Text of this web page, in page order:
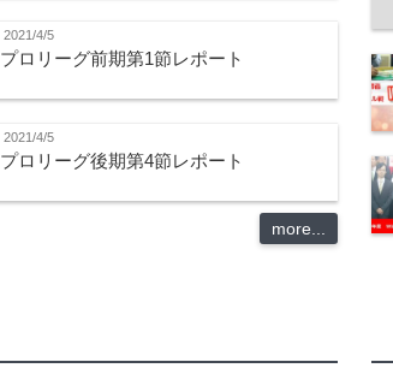
2021/4/5
プロリーグ前期第1節レポート
2021/4/5
プロリーグ後期第4節レポート
more...